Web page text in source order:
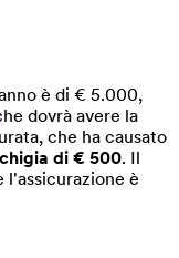
è di € 5.000,
dovrà avere la
che ha causato
di € 500. Il
l'assicurazione è